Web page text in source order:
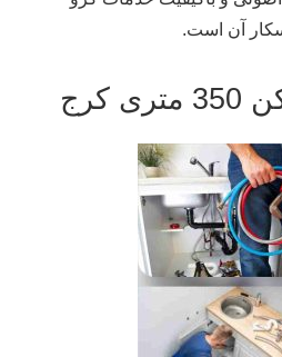
آن است.